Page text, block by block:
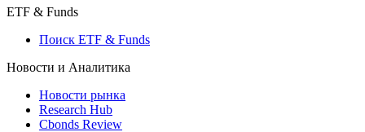
ETF & Funds
Поиск ETF & Funds
Новости и Аналитика
Новости рынка
Research Hub
Cbonds Review